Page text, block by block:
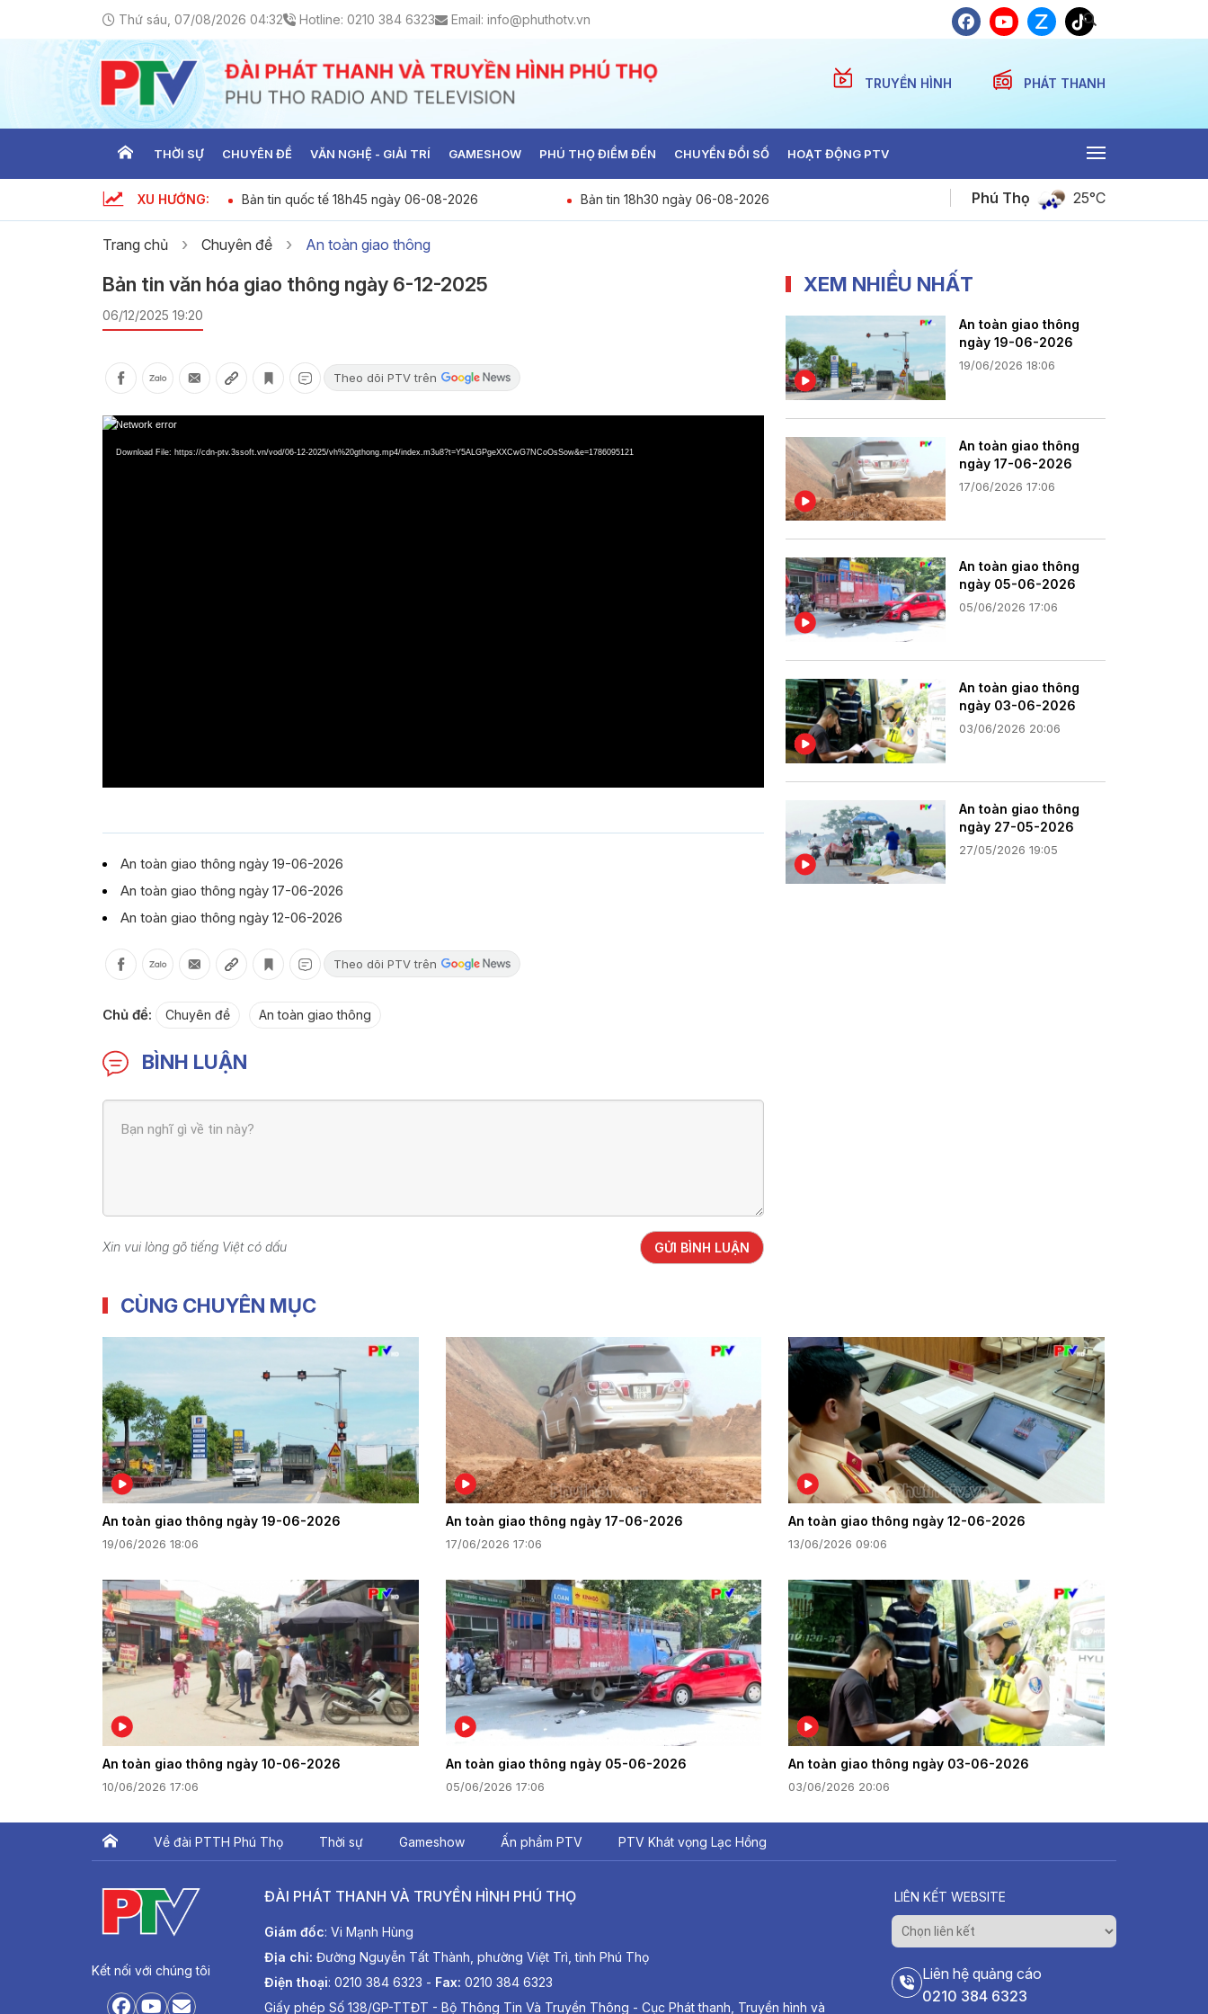
Thứ sáu, 07/08/2026 04:32 Hotline: 0210 384 6323 Email: info@phuthotv.vn
TRUYỀN HÌNH PHÁT THANH
THỜI SỰ CHUYÊN ĐỀ VĂN NGHỆ - GIẢI TRÍ GAMESHOW PHÚ THỌ ĐIỂM ĐẾN CHUYỂN ĐỔI SỐ HOẠT ĐỘNG PTV
XU HƯỚNG:
sự ngày 06-08-2026 Bản tin quốc tế 18h45 ngày 06-08-2026 Bản tin 18h30 ngày 06-08-2026 Bản tin thể thao ngày 06-08-2026
Phú Thọ 25°C
Trang chủ Chuyên đề An toàn giao thông
Bản tin văn hóa giao thông ngày 6-12-2025
06/12/2025 19:20
Theo dõi PTV trên
Video
Network error
Download File: https://cdn-ptv.3ssoft.vn/vod/06-12-2025/vh%20gthong.mp4/index.m3u8?t=Y5ALGPgeXXCwG7NCoOsSow&e=1786095121
An toàn giao thông ngày 19-06-2026
An toàn giao thông ngày 17-06-2026
An toàn giao thông ngày 12-06-2026
Theo dõi PTV trên
Chủ đề: Chuyên đề An toàn giao thông
BÌNH LUẬN
Xin vui lòng gõ tiếng Việt có dấu GỬI BÌNH LUẬN
XEM NHIỀU NHẤT
An toàn giao thông
ngày 19-06-2026
19/06/2026 18:06
An toàn giao thông
ngày 17-06-2026
17/06/2026 17:06
An toàn giao thông
ngày 05-06-2026
05/06/2026 17:06
An toàn giao thông
ngày 03-06-2026
03/06/2026 20:06
An toàn giao thông
ngày 27-05-2026
27/05/2026 19:05
CÙNG CHUYÊN MỤC
An toàn giao thông ngày 19-06-2026
19/06/2026 18:06
An toàn giao thông ngày 17-06-2026
17/06/2026 17:06
An toàn giao thông ngày 12-06-2026
13/06/2026 09:06
An toàn giao thông ngày 10-06-2026
10/06/2026 17:06
An toàn giao thông ngày 05-06-2026
05/06/2026 17:06
An toàn giao thông ngày 03-06-2026
03/06/2026 20:06
Về đài PTTH Phú Thọ Thời sự Gameshow Ấn phẩm PTV PTV Khát vọng Lạc Hồng
Kết nối với chúng tôi
ĐÀI PHÁT THANH VÀ TRUYỀN HÌNH PHÚ THỌ
Giám đốc: Vi Mạnh Hùng
Địa chỉ: Đường Nguyễn Tất Thành, phường Việt Trì, tỉnh Phú Thọ
Điện thoại: 0210 384 6323 - Fax: 0210 384 6323
Giấy phép Số 138/GP-TTĐT - Bộ Thông Tin Và Truyền Thông - Cục Phát thanh, Truyền hình và
LIÊN KẾT WEBSITE
Liên hệ quảng cáo
0210 384 6323